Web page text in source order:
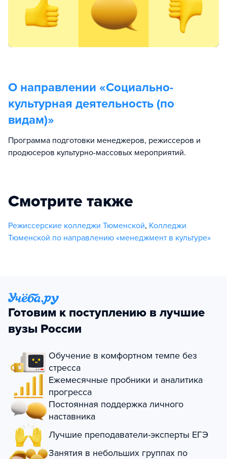
О направлении «Социально-
культурная деятельность (по
видам)»
Программа подготовки менеджеров, режиссеров и
продюсеров культурно-массовых мероприятий.
Смотрите также
Режиссерские колледжи Тюменской, Колледжи
Тюменской по направлению «менеджмент в культуре»
Готовим к поступлению в лучшие
вузы России
Обучение в комфортном темпе без
стресса
Ежемесячные пробники и аналитика
прогресса
Постоянная поддержка личного
наставника
Лучшие преподаватели-эксперты ЕГЭ
Занятия в небольших группах по